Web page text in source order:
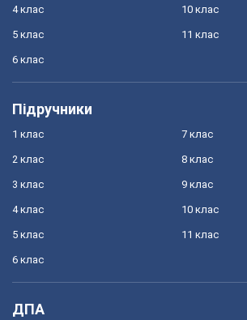
4 клас
5 клас
6 клас
10 клас
11 клас
Підручники
1 клас
2 клас
3 клас
4 клас
5 клас
6 клас
7 клас
8 клас
9 клас
10 клас
11 клас
ДПА